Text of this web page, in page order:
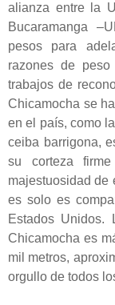
alianza entre la
Bucaramanga
pesos para
razones de
trabajos de
Chicamocha se
en el país, como
ceiba barrigona,
su corteza
majestuosidad de
es solo es
Estados
Chicamocha es
mil metros,
orgullo de todos